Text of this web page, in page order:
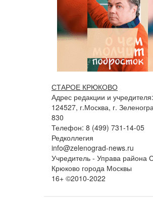
СТАРОЕ КРЮКОВО
Адрес редакции и учредителя:
124527, г.Москва, г.
830
Телефон: 8 (499) 731-14-05
Редколлегия
info@zelenograd-news.ru
Учредитель - Управа района
Крюково города Москвы
16+ ©2010-2022